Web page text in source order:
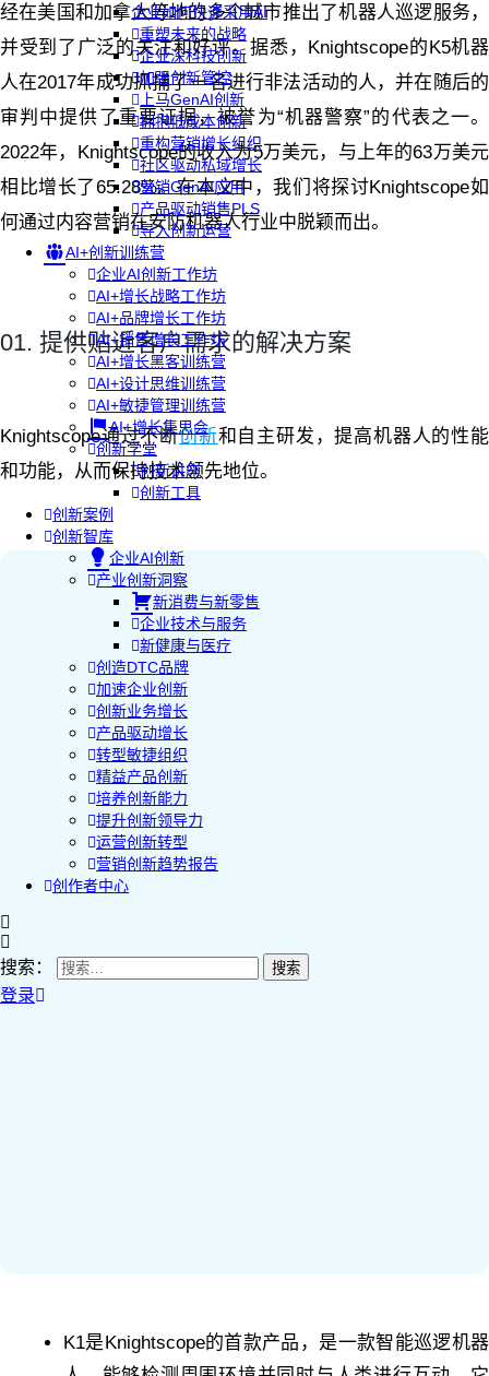
企业如何快速采用AI
重塑未来的战略
企业深科技创新
加强创新管控
上马GenAI创新
拥抱低成本创新
重构营销增长组织
社区驱动私域增长
营销GenAI应用
产品驱动销售PLS
导入创新运营
AI+创新训练营
企业AI创新工作坊
AI+增长战略工作坊
AI+品牌增长工作坊
AI+销售增长工作坊
AI+增长黑客训练营
AI+设计思维训练营
AI+敏捷管理训练营
AI+增长集思会
创新学堂
创新讲座
创新工具
创新案例
创新智库
企业AI创新
产业创新洞察
新消费与新零售
企业技术与服务
新健康与医疗
创造DTC品牌
加速企业创新
创新业务增长
产品驱动增长
转型敏捷组织
精益产品创新
培养创新能力
提升创新领导力
运营创新转型
营销创新趋势报告
创作者中心
搜索：
登录
经在美国和加拿大等地的多个城市推出了机器人巡逻服务，
并受到了广泛的关注和好评。据悉，Knightscope的K5机器
人在2017年成功抓捕了一名进行非法活动的人，并在随后的
审判中提供了重要证据，被誉为“机器警察”的代表之一。
2022年，Knightscope的收入为5万美元，与上年的63万美元
相比增长了65.28%。在本文中，我们将探讨Knightscope如
何通过内容营销在安防机器人行业中脱颖而出。
01. 提供贴近客户需求的解决方案
Knightscope通过不断创新和自主研发，提高机器人的性能
和功能，从而保持技术领先地位。
K1是Knightscope的首款产品，是一款智能巡逻机器